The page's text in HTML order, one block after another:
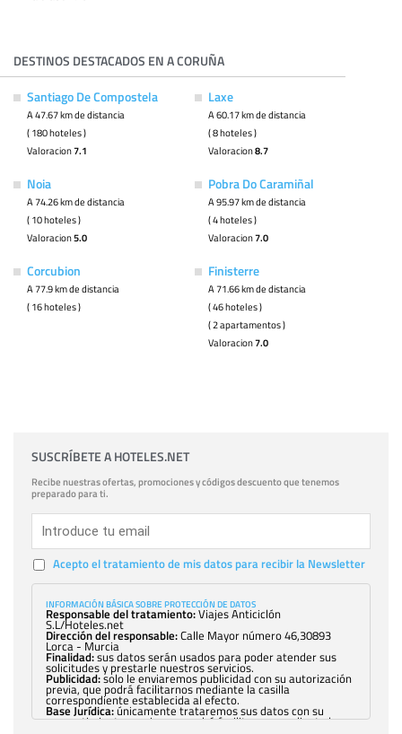
DESTINOS DESTACADOS EN A CORUÑA
Santiago De Compostela
A 47.67 km de distancia
( 180 hoteles )
Valoracion7.1
Laxe
A 60.17 km de distancia
( 8 hoteles )
Valoracion8.7
Noia
A 74.26 km de distancia
( 10 hoteles )
Valoracion5.0
Pobra Do Caramiñal
A 95.97 km de distancia
( 4 hoteles )
Valoracion7.0
Corcubion
A 77.9 km de distancia
( 16 hoteles )
Finisterre
A 71.66 km de distancia
( 46 hoteles )
( 2 apartamentos )
Valoracion7.0
SUSCRÍBETE A HOTELES.NET
Recibe nuestras ofertas, promociones y códigos descuento que tenemos
preparado para ti.
Acepto el tratamiento de mis datos para recibir la Newsletter
INFORMACIÓN BÁSICA SOBRE PROTECCIÓN DE DATOS
Responsable del tratamiento:Viajes Anticiclón
S.L/Hoteles.net
Dirección del responsable:Calle Mayor número 46,30893
Lorca - Murcia
Finalidad:sus datos serán usados para poder atender sus
solicitudes y prestarle nuestros servicios.
Publicidad:solo le enviaremos publicidad con su autorización
previa, que podrá facilitarnos mediante la casilla
correspondiente establecida al efecto.
Base Jurídica:únicamente trataremos sus datos con su
consentimiento previo, que podrá facilitarnos mediante la